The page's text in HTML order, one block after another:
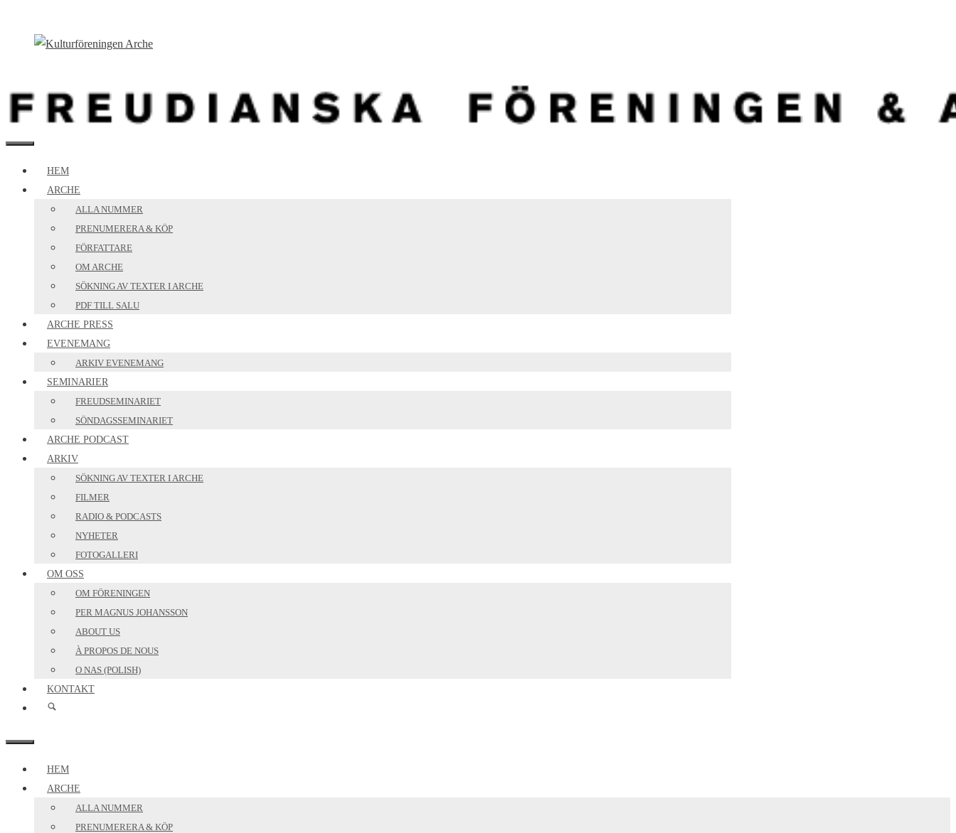
MENY
HEM
ARCHE
ALLA NUMMER
PRENUMERERA & KÖP
FÖRFATTARE
OM ARCHE
SÖKNING AV TEXTER I ARCHE
PDF TILL SALU
ARCHE PRESS
EVENEMANG
ARKIV EVENEMANG
SEMINARIER
FREUDSEMINARIET
SÖNDAGSSEMINARIET
ARCHE PODCAST
ARKIV
SÖKNING AV TEXTER I ARCHE
FILMER
RADIO & PODCASTS
NYHETER
FOTOGALLERI
OM OSS
OM FÖRENINGEN
PER MAGNUS JOHANSSON
ABOUT US
À PROPOS DE NOUS
O NAS (POLISH)
KONTAKT
MENY
HEM
ARCHE
ALLA NUMMER
PRENUMERERA & KÖP